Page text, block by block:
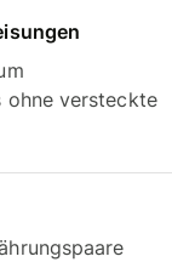
ohne versteckte